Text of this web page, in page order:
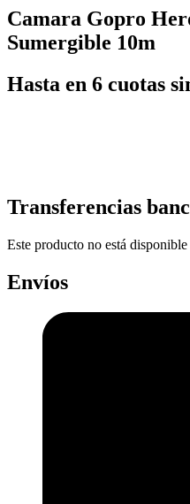
Camara Gopro
Sumergible 10m
Hasta en 6 cuotas
Transferencias
Este producto no está
Envíos